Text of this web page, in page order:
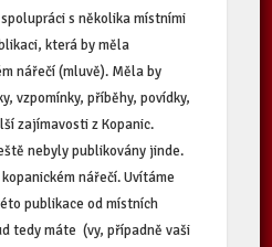
s několika místními
která by měla
nářečí (mluvě). Měla by
vzpomínky, příběhy, povídky,
zajímavosti z Kopanic.
nebyly publikovány jinde.
nářečí. Uvítáme
publikace od místních
tedy máte (vy, případně vaši